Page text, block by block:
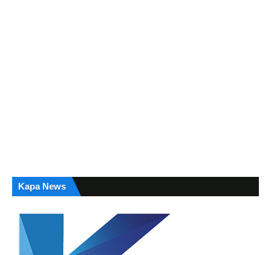
Kapa News